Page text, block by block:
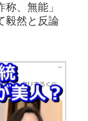
、無能」
毅然と反論